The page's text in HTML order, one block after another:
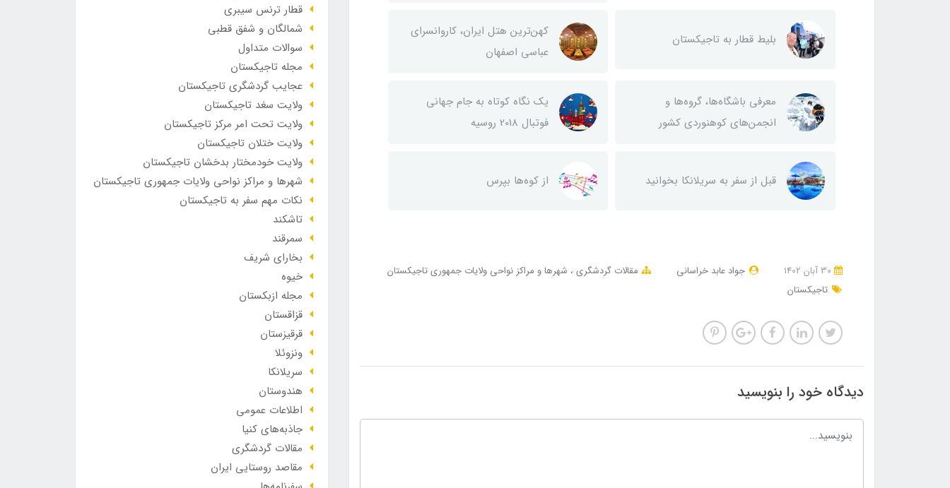
بلیط قطار به تاجیکستان
کهن‌ترین هتل ایران، کاروانسرای
عباسی اصفهان
معرفی باشگاه‌ها، گروه‌ها و
انجمن‌های کوهنوردی کشور
یک نگاه کوتاه به جام جهانی
فوتبال 2018 روسیه
قبل از سفر به سریلانکا بخوانید از کوه‌ها بپرس
جواد عابد خراسانی مقالات گردشگری
شهرها و مراکز نواحی ولایات جمهوری تاجیکستان
تاجیکستان
دیدگاه خود را بنویسید
قطار ترنس سیبری
شمالگان و شفق قطبی
سوالات متداول
مجله تاجیکستان
عجایب گردشگری تاجیکستان
ولایت سغد تاجیکستان
ولایت تحت امر مرکز تاجیکستان
ولایت ختلان تاجیکستان
ولایت خودمختار بدخشان تاجیکستان
شهرها و مراکز نواحی ولایات جمهوری تاجیکستان
نکات مهم سفر به تاجیکستان
تاشکند
سمرقند
بخارای شریف
خیوه
مجله ازبکستان
قزاقستان
قرقیزستان
ونزوئلا
سریلانکا
هندوستان
اطلاعات عمومی
جاذبه‌های کنیا
مقالات گردشگری
مقاصد روستایی ایران